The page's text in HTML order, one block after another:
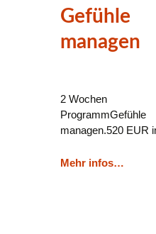
Gefühle
managen
2 Wochen
ProgrammGefühle
managen.520 EUR
Mehr infos…